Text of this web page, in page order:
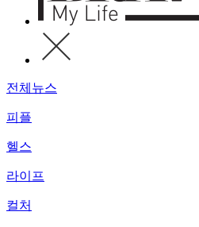
전체뉴스
피플
헬스
라이프
컬처